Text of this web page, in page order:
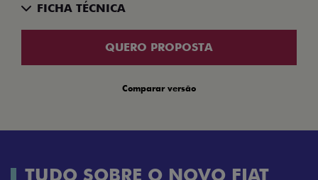
FICHA TÉCNICA
QUERO PROPOSTA
Comparar versão
TUDO SOBRE O NOVO FIAT